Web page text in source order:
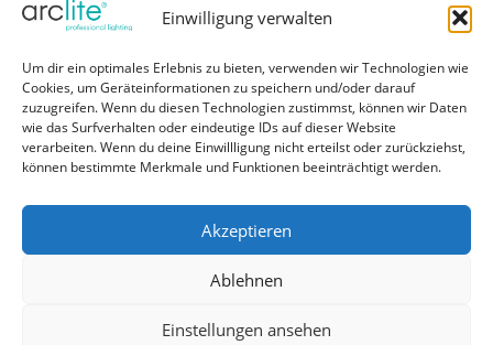
Einwilligung verwalten
Um dir ein optimales Erlebnis zu bieten, verwenden wir Technologien wie
Cookies, um Geräteinformationen zu speichern und/oder darauf
zuzugreifen. Wenn du diesen Technologien zustimmst, können wir Daten
wie das Surfverhalten oder eindeutige IDs auf dieser Website
verarbeiten. Wenn du deine Einwillligung nicht erteilst oder zurückziehst,
können bestimmte Merkmale und Funktionen beeinträchtigt werden.
Akzeptieren
Ablehnen
Einstellungen ansehen
Hilfe
Liefer- und Zahlungsbedingungen
Kontakt